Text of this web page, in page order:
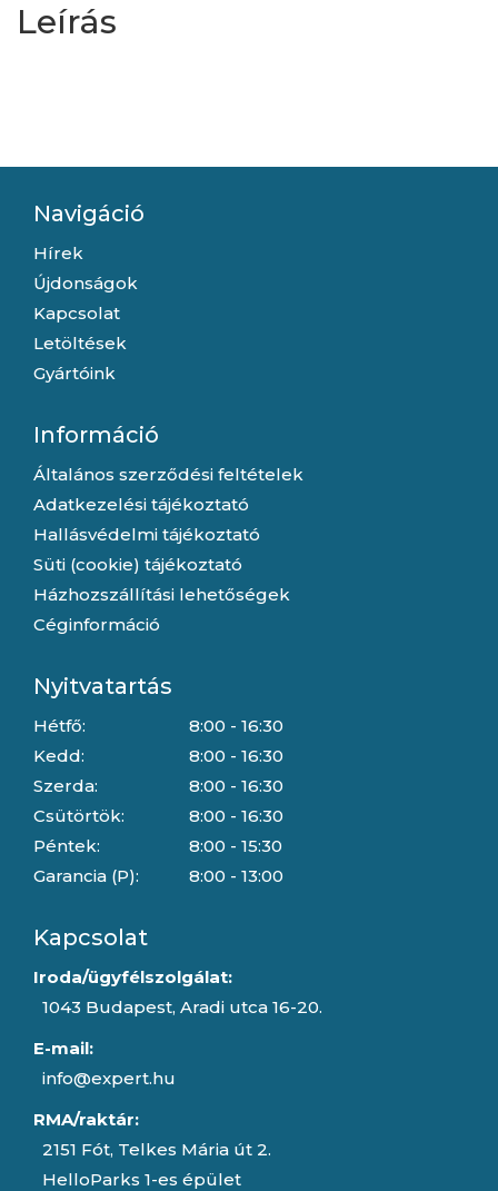
Leírás
Navigáció
Hírek
Újdonságok
Kapcsolat
Letöltések
Gyártóink
Információ
Általános szerződési feltételek
Adatkezelési tájékoztató
Hallásvédelmi tájékoztató
Süti (cookie) tájékoztató
Házhozszállítási lehetőségek
Céginformáció
Nyitvatartás
Hétfő:
Kedd:
Szerda:
Csütörtök:
Péntek:
Garancia (P):
8:00 - 16:30
8:00 - 16:30
8:00 - 16:30
8:00 - 16:30
8:00 - 15:30
8:00 - 13:00
Kapcsolat
Iroda/ügyfélszolgálat:
1043 Budapest, Aradi utca 16-20.
E-mail:
info@expert.hu
RMA/raktár:
2151 Fót, Telkes Mária út 2.
HelloParks 1-es épület